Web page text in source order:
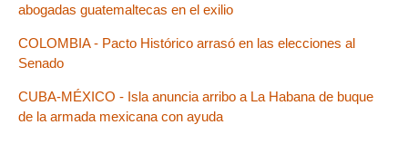
abogadas guatemaltecas en el exilio
COLOMBIA - Pacto Histórico arrasó en las elecciones al
Senado
CUBA-MÉXICO - Isla anuncia arribo a La Habana de buque
de la armada mexicana con ayuda